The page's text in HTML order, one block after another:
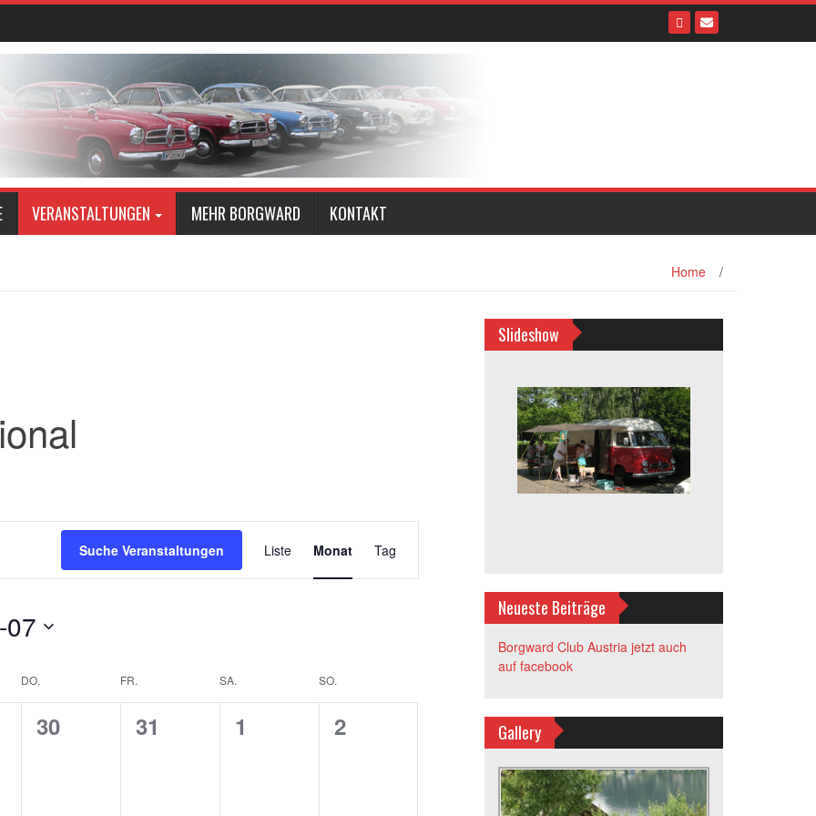
VERANSTALTUNGEN MEHR BORGWARD KONTAKT
Home /
Suche Veranstaltungen
Veranstaltung
Ansichten-
Navigation
Liste Monat Tag
DO. FR. SA. SO.
0
30
0
31
0
1
0
Veranstaltungen,
2
Slideshow
Neueste Beiträge
Borgward Club Austria jetzt auch
auf facebook
Gallery